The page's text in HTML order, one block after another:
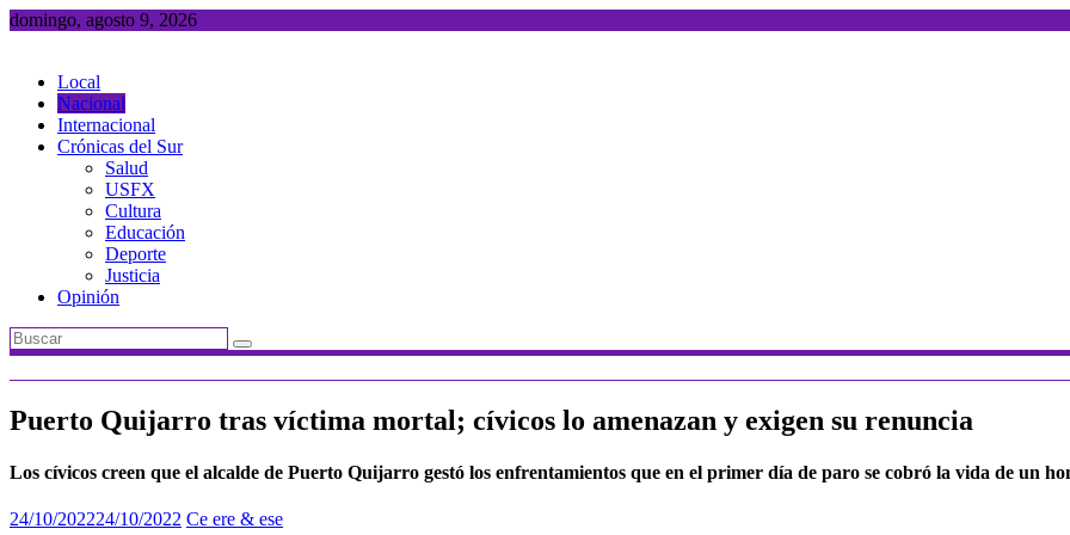
Saltar
domingo, agosto 9, 2026
Local
Nacional
Internacional
Crónicas del Sur
Salud
USFX
Cultura
Educación
Deporte
Justicia
Opinión
Puerto Quijarro tras víctima mortal; cívicos lo amenazan y exigen su renuncia
Los cívicos creen que el alcalde de Puerto Quijarro gestó los enfrentamientos que en el primer día de paro se cobró la vida de un
24/10/202224/10/2022 Ce ere & ese